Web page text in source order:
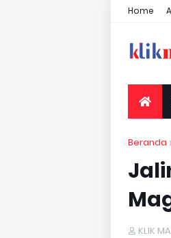
Home
Beranda
KLIK